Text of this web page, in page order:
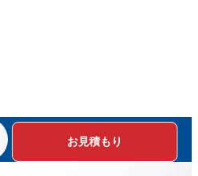
お見積もり